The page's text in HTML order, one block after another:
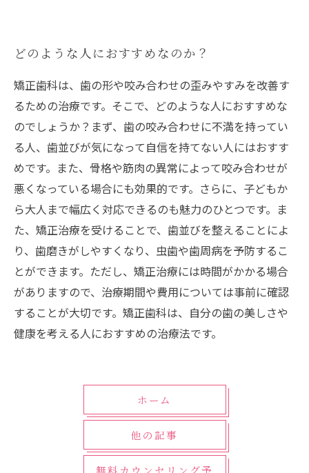
どのような人におすすめなのか？
矯正歯科は、歯の形や咬み合わせの歪みやすみを改善す
るための治療です。そこで、どのような人におすすめな
のでしょうか？まず、歯の咬み合わせに不満を持ってい
る人、歯並びが気になって自信を持てない人にはおすす
めです。また、骨格や筋肉の異常によって咬み合わせが
悪くなっている場合にも効果的です。さらに、子どもか
ら大人まで幅広く対応できるのも魅力のひとつです。ま
た、矯正治療を受けることで、歯並びを整えることによ
り、歯磨きがしやすくなり、虫歯や歯周病を予防するこ
とができます。ただし、矯正治療には時間がかかる場合
がありますので、治療期間や費用については事前に確認
することが大切です。矯正歯科は、自分の歯の美しさや
健康を考える人におすすめの治療法です。
ホーム
他の記事
無料カウンセリング予